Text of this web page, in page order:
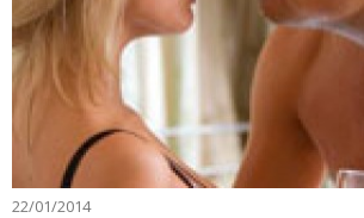
22/01/2014